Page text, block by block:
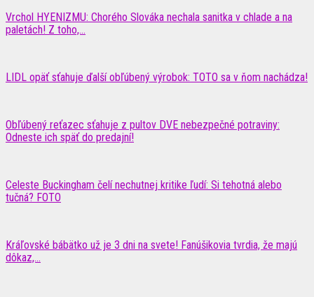
Vrchol HYENIZMU: Chorého Slováka nechala sanitka v chlade a na
paletách! Z toho,...
LIDL opäť sťahuje ďalší obľúbený výrobok: TOTO sa v ňom nachádza!
Obľúbený reťazec sťahuje z pultov DVE nebezpečné potraviny:
Odneste ich späť do predajní!
Celeste Buckingham čelí nechutnej kritike ľudí: Si tehotná alebo
tučná? FOTO
Kráľovské bábätko už je 3 dni na svete! Fanúšikovia tvrdia, že majú
dôkaz,...